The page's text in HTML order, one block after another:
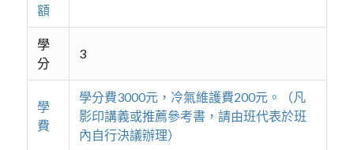
額
學
分
3
學
費
學分費3000元，冷氣維護費200元。（凡
影印講義或推薦參考書，請由班代表於班
內自行決議辦理）